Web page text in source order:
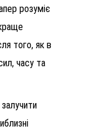
розуміє
того, як в
часу та